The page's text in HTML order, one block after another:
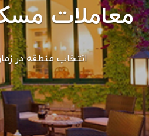
معاملات
انتخاب منطقه در